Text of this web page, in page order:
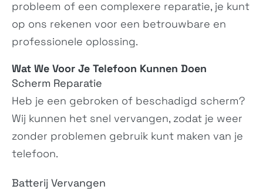
C300 XR21
C12 Plus C12 Pro
probleem of een complexere reparatie, je kunt
op ons rekenen voor een betrouwbare en
professionele oplossing.
Wat We Voor Je Telefoon Kunnen Doen
Scherm Reparatie
Heb je een gebroken of beschadigd scherm?
Wij kunnen het snel vervangen, zodat je weer
zonder problemen gebruik kunt maken van je
telefoon.
Batterij Vervangen